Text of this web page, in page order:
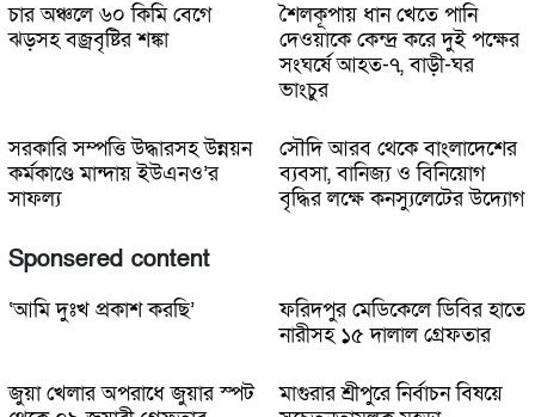
চার অঞ্চলে ৬০ কিমি বেগে
ঝড়সহ বজ্রবৃষ্টির শঙ্কা
শৈলকূপায় ধান খেতে পানি
দেওয়াকে কেন্দ্র করে দুই পক্ষের
সংঘর্ষে আহত-৭, বাড়ী-ঘর
ভাংচুর
সরকারি সম্পত্তি উদ্ধারসহ উন্নয়ন
কর্মকাণ্ডে মান্দায় ইউএনও’র
সাফল্য
সৌদি আরব থেকে বাংলাদেশের
ব্যবসা, বানিজ্য ও বিনিয়োগ
বৃদ্ধির লক্ষে কনস্যুলেটের উদ্যোগ
Sponsered content
‘আমি দুঃখ প্রকাশ করছি’
ফরিদপুর মেডিকেলে ডিবির হাতে
নারীসহ ১৫ দালাল গ্রেফতার
জুয়া খেলার অপরাধে জুয়ার স্পট
মাগুরার শ্রীপুরে নির্বাচন বিষয়ে